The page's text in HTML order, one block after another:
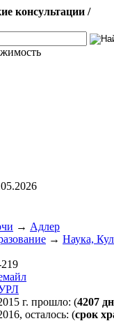
консультации /
→ Адлер
→ Наука,
г. прошло: (4207
осталось: (срок